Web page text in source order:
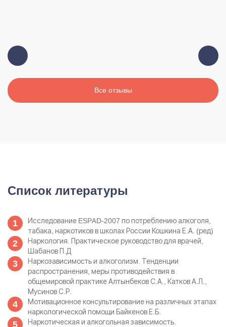
Все отзывы
Список литературы
Исследование ESPAD-2007 по потреблению алкоголя,
табака, наркотиков в школах России Кошкина Е.А. (ред)
Наркология. Практическое руководство для врачей,
Шабанов П.Д
Наркозависимость и алкоголизм. Тенденции
распространения, меры противодействия в
общемировой практике Алтынбеков С.А., Катков А.Л.,
Мусинов С.Р.
Мотивационное консультирование на различных этапах
наркологической помощи Байкенов Е.Б.
Наркотическая и алкогольная зависимость.